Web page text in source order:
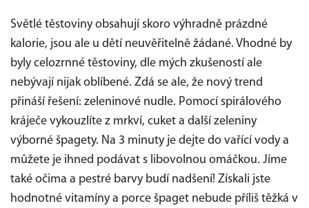
Světlé těstoviny obsahují skoro výhradně prázdné
kalorie, jsou ale u dětí neuvěřitelně žádané. Vhodné by
byly celozrnné těstoviny, dle mých zkušeností ale
nebývají nijak oblíbené. Zdá se ale, že nový trend
přináší řešení: zeleninové nudle. Pomocí spirálového
kráječe vykouzlíte z mrkví, cuket a další zeleniny
výborné špagety. Na 3 minuty je dejte do vařící vody a
můžete je ihned podávat s libovolnou omáčkou. Jíme
také očima a pestré barvy budí nadšení! Získali jste
hodnotné vitamíny a porce špaget nebude příliš těžká v